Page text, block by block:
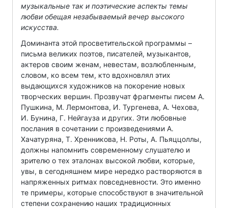
музыкальные так и поэтические аспекты темы
любви обещая незабываемый вечер высокого
искусства.
Доминанта этой просветительской программы –
письма великих поэтов, писателей, музыкантов,
актеров своим женам, невестам, возлюбленным,
словом, ко всем тем, кто вдохновлял этих
выдающихся художников на покорение новых
творческих вершин. Прозвучат фрагменты писем А.
Пушкина, М. Лермонтова, И. Тургенева, А. Чехова,
И. Бунина, Г. Нейгауза и других. Эти любовные
послания в сочетании с произведениями А.
Хачатуряна, Т. Хренникова, Н. Роты, А. Пьяццоллы,
должны напомнить современному слушателю и
зрителю о тех эталонах высокой любви, которые,
увы, в сегодняшнем мире нередко растворяются в
напряженных ритмах повседневности. Это именно
те примеры, которые способствуют в значительной
степени сохранению наших традиционных